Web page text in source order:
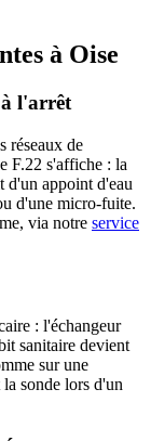
à Oise
à l'arrêt
réseaux de
F.22 s'affiche : la
d'un appoint d'eau
d'une micro-fuite.
via notre service
: l'échangeur
sanitaire devient
sur une
sonde lors d'un